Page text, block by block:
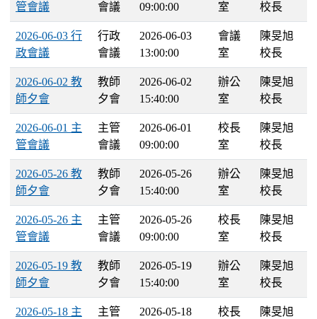
管會議
會議
09:00:00
室
校長
2026-06-03 行
政會議
行政
會議
2026-06-03
13:00:00
會議
室
陳旻旭
校長
2026-06-02 教
師夕會
教師
夕會
2026-06-02
15:40:00
辦公
室
陳旻旭
校長
2026-06-01 主
管會議
主管
會議
2026-06-01
09:00:00
校長
室
陳旻旭
校長
2026-05-26 教
師夕會
教師
夕會
2026-05-26
15:40:00
辦公
室
陳旻旭
校長
2026-05-26 主
管會議
主管
會議
2026-05-26
09:00:00
校長
室
陳旻旭
校長
2026-05-19 教
師夕會
教師
夕會
2026-05-19
15:40:00
辦公
室
陳旻旭
校長
2026-05-18 主
主管
2026-05-18
校長
陳旻旭